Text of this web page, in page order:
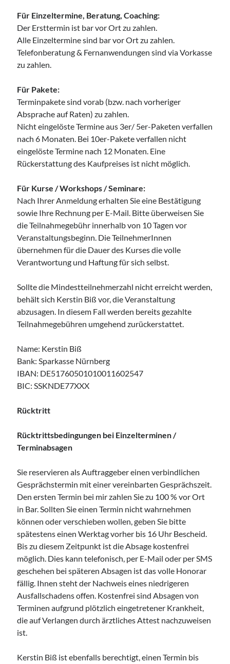
Donnerstag, 13 August 2026
Wollgeflüster – Maschen & Miteinander
16:30
Sonntag, 16 August 2026
Access Bars® Kurs – Lernen & Anwenden
Mehr Infos
Mittwoch, 19 August 2026
Netzwerk-Plausch für Unternehmerinnen
17:30 Uhr bis19:30Uhr,Studio Räume für mehr ... | Nürnberg
Mehr Infos
HörMuschel-DGS Treff | Begegnung in
Deutscher Gebärdensprache
14:00Uhr bis 15:30Uhr,Kerstin Biß – Räume für mehr… |
Mehr Infos
Sonntag, 23 August 2026
Ankerzeit – Aufbruch & neue Klarheit
Suche:
Für Einzeltermine, Beratung, Coaching:
Der Ersttermin ist bar vor Ort zu zahlen.
Alle Einzeltermine sind bar vor Ort zu zahlen.
Telefonberatung & Fernanwendungen sind via Vorkasse
zu zahlen.
Für Pakete:
Terminpakete sind vorab (bzw. nach vorheriger
Absprache auf Raten) zu zahlen.
Nicht eingelöste Termine aus 3er/ 5er-Paketen verfallen
nach 6 Monaten. Bei 10er-Pakete verfallen nicht
eingelöste Termine nach 12 Monaten. Eine
Rückerstattung des Kaufpreises ist nicht möglich.
Für Kurse / Workshops / Seminare:
Nach Ihrer Anmeldung erhalten Sie eine Bestätigung
sowie Ihre Rechnung per E-Mail. Bitte überweisen Sie
die Teilnahmegebühr innerhalb von 10 Tagen vor
Veranstaltungsbeginn. Die TeilnehmerInnen
übernehmen für die Dauer des Kurses die volle
Verantwortung und Haftung für sich selbst.
Sollte die Mindestteilnehmerzahl nicht erreicht werden,
behält sich Kerstin Biß vor, die Veranstaltung
abzusagen. In diesem Fall werden bereits gezahlte
Teilnahmegebühren umgehend zurückerstattet.
Name: Kerstin Biß
Bank: Sparkasse Nürnberg
IBAN: DE51760501010011602547
BIC: SSKNDE77XXX
Rücktritt
Rücktrittsbedingungen bei Einzelterminen /
Terminabsagen
Sie reservieren als Auftraggeber einen verbindlichen
Gesprächstermin mit einer vereinbarten Gesprächszeit.
Den ersten Termin bei mir zahlen Sie zu 100 % vor Ort
in Bar. Sollten Sie einen Termin nicht wahrnehmen
können oder verschieben wollen, geben Sie bitte
spätestens einen Werktag vorher bis 16 Uhr Bescheid.
Bis zu diesem Zeitpunkt ist die Absage kostenfrei
möglich. Dies kann telefonisch, per E-Mail oder per SMS
geschehen bei späteren Absagen ist das volle Honorar
fällig. Ihnen steht der Nachweis eines niedrigeren
Ausfallschadens offen. Kostenfrei sind Absagen von
Terminen aufgrund plötzlich eingetretener Krankheit,
die auf Verlangen durch ärztliches Attest nachzuweisen
ist.
Kerstin Biß ist ebenfalls berechtigt, einen Termin bis